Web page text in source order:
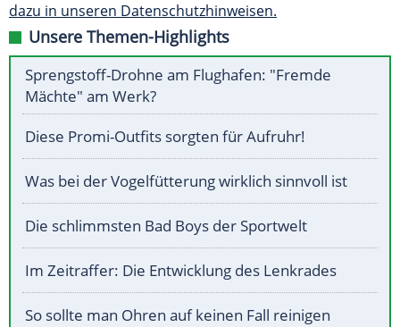
dazu in unseren Datenschutzhinweisen.
Unsere Themen-Highlights
Sprengstoff-Drohne am Flughafen: "Fremde
Mächte" am Werk?
Diese Promi-Outfits sorgten für Aufruhr!
Was bei der Vogelfütterung wirklich sinnvoll ist
Die schlimmsten Bad Boys der Sportwelt
Im Zeitraffer: Die Entwicklung des Lenkrades
So sollte man Ohren auf keinen Fall reinigen